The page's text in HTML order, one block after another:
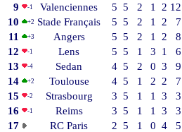
9
-1 Valenciennes 5 5 2 1 2 12
10
+2 Stade Français 5 5 2 1 2 7
11
+3 Angers 5 5 2 1 2 8
12
-1 Lens 5 5 1 3 1 6
13
-4 Sedan 4 5 2 0 3 9
14
+2 Toulouse 4 5 1 2 2 7
15
-2 Strasbourg 3 5 1 1 3 3
16
-1 Reims 3 5 1 1 3 3
17
RC Paris 2 5 1 0 4 5